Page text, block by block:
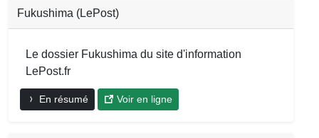
Fukushima (LePost)
Le dossier Fukushima du site d'information
LePost.fr
En résumé Voir en ligne